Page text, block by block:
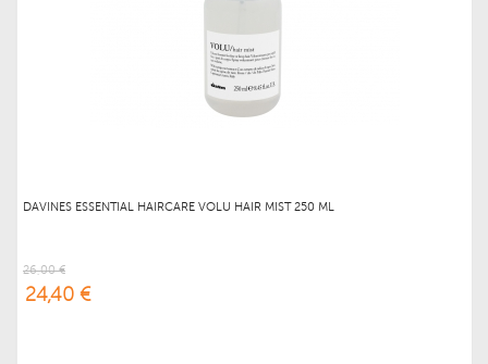
DAVINES ESSENTIAL HAIRCARE VOLU HAIR MIST 250 ML
26,00 €
24,40 €